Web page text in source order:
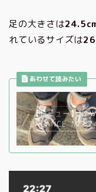
足の大きさは
れているサイズは